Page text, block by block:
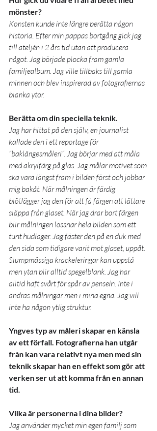
mönster?
Konsten kunde inte längre berätta någon
historia. Efter min pappas bortgång gick jag
till ateljén i 2 års tid utan att producera
något. Jag började plocka fram gamla
familjealbum. Jag ville tillbaks till gamla
minnen och blev inspirerad av fotografiernas
blanka ytor.
Berätta om din speciella teknik.
Jag har hittat på den själv, en journalist
kallade den i ett reportage för
”baklängesmåleri”. Jag börjar med att måla
med akrylfärg på glas. Jag målar motivet som
ska vara längst fram i bilden först och jobbar
mig bakåt. När målningen är färdig
blötlägger jag den för att få färgen att lättare
släppa från glaset. När jag drar bort färgen
blir målningen lossnar hela bilden som ett
tunt hudlager. Jag fäster den på en duk med
den sida som tidigare varit mot glaset, uppåt.
Slumpmässiga krackeleringar kan uppstå
men ytan blir alltid spegelblank. Jag har
alltid haft svårt för spår av penseln. Inte i
andras målningar men i mina egna. Jag vill
inte ha någon ytlig struktur.
Yngves typ av måleri skapar en känsla
av ett förfall. Fotografierna han utgår
från kan vara relativt nya men med sin
teknik skapar han en effekt som gör att
verken ser ut att komma från en annan
tid.
Vilka är personerna i dina bilder?
Jag använder mycket min egen familj som